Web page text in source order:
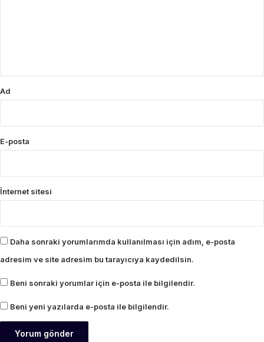
Ad
E-posta
İnternet sitesi
Daha sonraki yorumlarımda kullanılması için adım, e-posta
adresim ve site adresim bu tarayıcıya kaydedilsin.
Beni sonraki yorumlar için e-posta ile bilgilendir.
Beni yeni yazılarda e-posta ile bilgilendir.